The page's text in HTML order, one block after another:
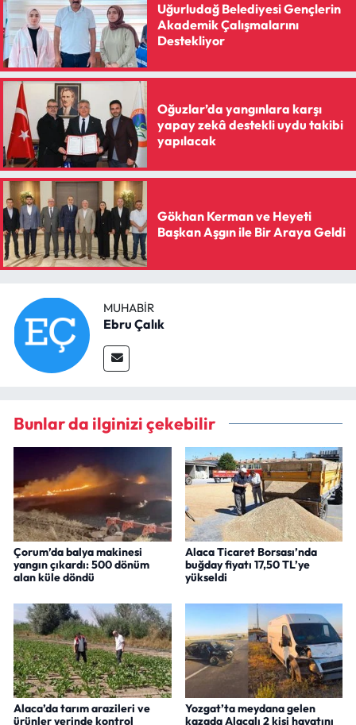
Uğurludağ Belediyesi Gençlerin
Akademik Çalışmalarını
Destekliyor
Oğuzlar’da yangınlara karşı
yapay zekâ destekli uydu takibi
yapılacak
Gökhan Kerman ve Heyeti
Başkan Aşgın ile Bir Araya Geldi
MUHABIR
Ebru Çalık
Bunlar da ilginizi çekebilir
Çorum’da balya makinesi
yangın çıkardı: 500 dönüm
alan küle döndü
Alaca Ticaret Borsası’nda
buğday fiyatı 17,50 TL’ye
yükseldi
Alaca’da tarım arazileri ve
ürünler yerinde kontrol
Yozgat’ta meydana gelen
kazada Alacalı 2 kişi hayatını
Siyaset
Spor
Sungurlu Haberleri
Turizm
Uğurludağ Haberleri
Yaşam
Yayla Haber
Yemek Tarifleri
Yerel Haberler